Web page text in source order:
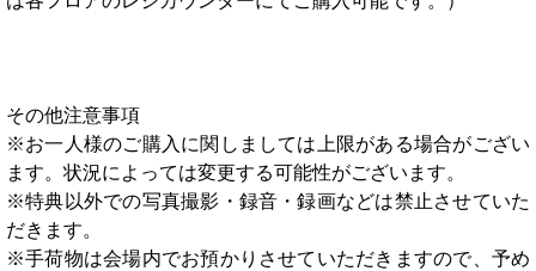
その他注意事項
※お一人様のご購入に関しましては上限がある場合がござい
ます。状況によっては変更する可能性がございます。
※特典以外での写真撮影・録音・録画などは禁止させていた
だきます。
※手荷物は会場内でお預かりさせていただきますので、予め